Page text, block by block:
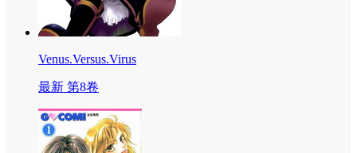
Venus.Versus.Virus
最新 第8卷